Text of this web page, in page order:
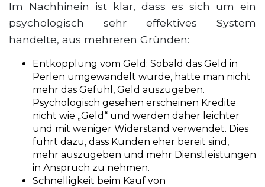
Im Nachhinein ist klar, dass es sich um ein
psychologisch sehr effektives System
handelte, aus mehreren Gründen:
Entkopplung vom Geld: Sobald das Geld in
Perlen umgewandelt wurde, hatte man nicht
mehr das Gefühl, Geld auszugeben.
Psychologisch gesehen erscheinen Kredite
nicht wie „Geld“ und werden daher leichter
und mit weniger Widerstand verwendet. Dies
führt dazu, dass Kunden eher bereit sind,
mehr auszugeben und mehr Dienstleistungen
in Anspruch zu nehmen.
Schnelligkeit beim Kauf von